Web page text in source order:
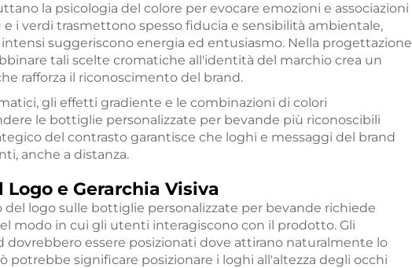
la psicologia del colore per evocare emozioni e associazioni
e i verdi trasmettono spesso fiducia e sensibilità ambientale,
suggeriscono energia ed entusiasmo. Nella progettazione
tali scelte cromatiche all'identità del marchio crea un
rafforza il riconoscimento del brand.
gli effetti gradiente e le combinazioni di colori
le bottiglie personalizzate per bevande più riconoscibili
del contrasto garantisce che loghi e messaggi del brand
anche a distanza.
e Gerarchia Visiva
logo sulle bottiglie personalizzate per bevande richiede
modo in cui gli utenti interagiscono con il prodotto. Gli
essere posizionati dove attirano naturalmente lo
potrebbe significare posizionare i loghi all'altezza degli occhi